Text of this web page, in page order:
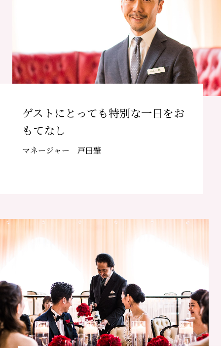
ゲストにとっても特別な一日をお
もてなし
マネージャー 戸田肇